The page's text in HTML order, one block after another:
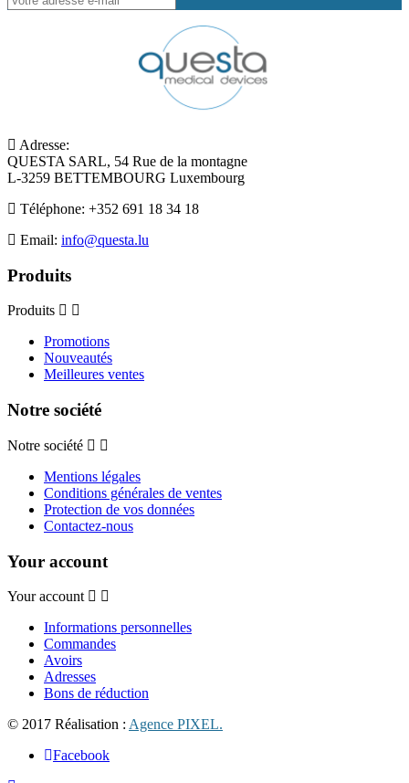
Adresse:
QUESTA SARL, 54 Rue de la montagne
L-3259 BETTEMBOURG Luxembourg
Téléphone: +352 691 18 34 18
Email: info@questa.lu
Produits
Produits
Promotions
Nouveautés
Meilleures ventes
Notre société
Notre société
Mentions légales
Conditions générales de ventes
Protection de vos données
Contactez-nous
Your account
Your account
Informations personnelles
Commandes
Avoirs
Adresses
Bons de réduction
© 2017 Réalisation : Agence PIXEL.
Facebook